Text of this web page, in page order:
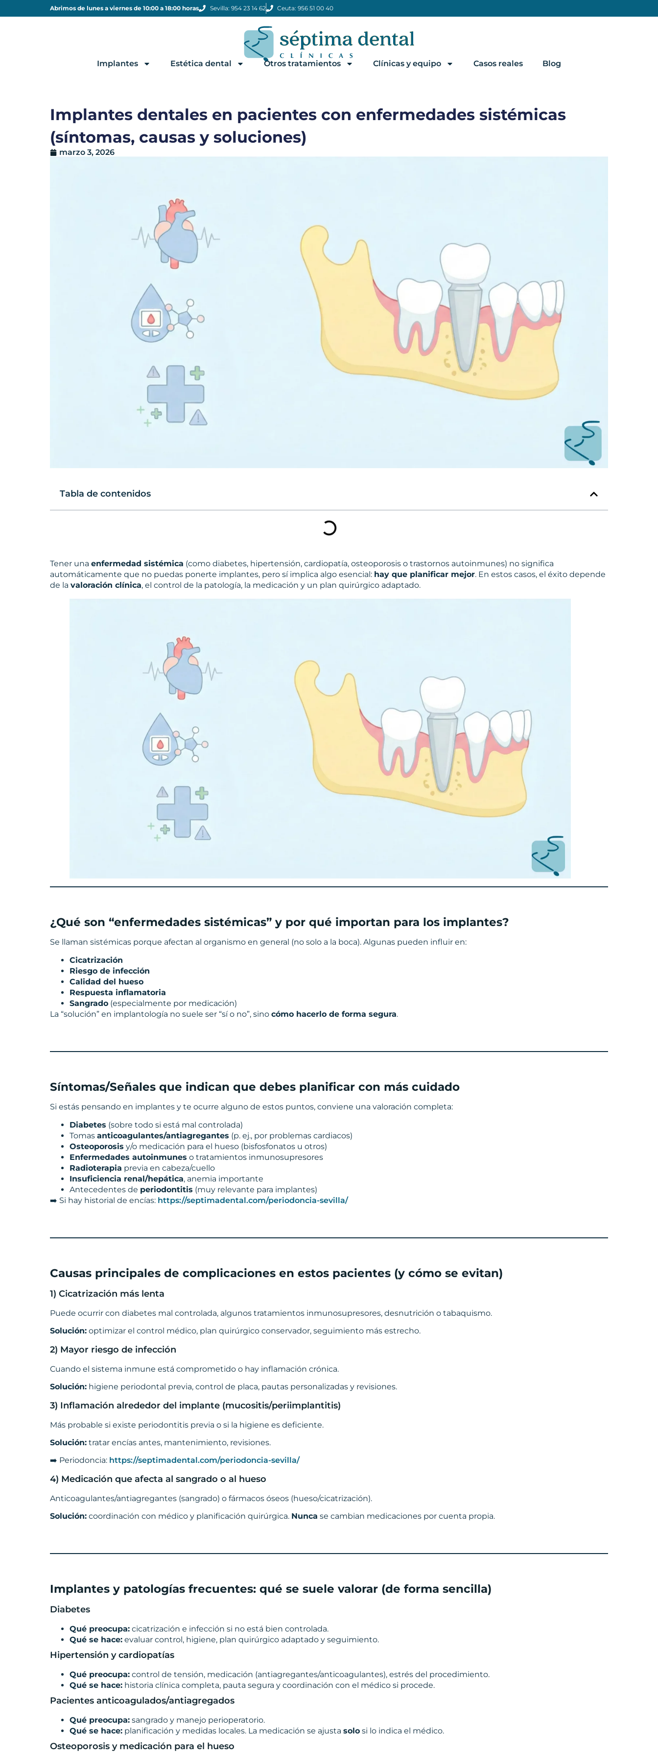
Abrimos de lunes a viernes de 10:00 a 18:00 horas Sevilla: 954 23 14 62 Ceuta: 956 51 00 40
Implantes Estética dental Otros tratamientos Clínicas y equipo Casos reales Blog
Implantes dentales en pacientes con enfermedades sistémicas
(síntomas, causas y soluciones)
marzo 3, 2026
Tabla de contenidos
Tener una enfermedad sistémica (como diabetes, hipertensión, cardiopatía, osteoporosis o trastornos autoinmunes) no significa
automáticamente que no puedas ponerte implantes, pero sí implica algo esencial: hay que planificar mejor. En estos casos, el éxito depende
de la valoración clínica, el control de la patología, la medicación y un plan quirúrgico adaptado.
¿Qué son “enfermedades sistémicas” y por qué importan para los implantes?
Se llaman sistémicas porque afectan al organismo en general (no solo a la boca). Algunas pueden influir en:
Cicatrización
Riesgo de infección
Calidad del hueso
Respuesta inflamatoria
Sangrado (especialmente por medicación)
La “solución” en implantología no suele ser “sí o no”, sino cómo hacerlo de forma segura.
Síntomas/Señales que indican que debes planificar con más cuidado
Si estás pensando en implantes y te ocurre alguno de estos puntos, conviene una valoración completa:
Diabetes (sobre todo si está mal controlada)
Tomas anticoagulantes/antiagregantes (p. ej., por problemas cardiacos)
Osteoporosis y/o medicación para el hueso (bisfosfonatos u otros)
Enfermedades autoinmunes o tratamientos inmunosupresores
Radioterapia previa en cabeza/cuello
Insuficiencia renal/hepática, anemia importante
Antecedentes de periodontitis (muy relevante para implantes)
➡️ Si hay historial de encías: https://septimadental.com/periodoncia-sevilla/
Causas principales de complicaciones en estos pacientes (y cómo se evitan)
1) Cicatrización más lenta
Puede ocurrir con diabetes mal controlada, algunos tratamientos inmunosupresores, desnutrición o tabaquismo.
Solución: optimizar el control médico, plan quirúrgico conservador, seguimiento más estrecho.
2) Mayor riesgo de infección
Cuando el sistema inmune está comprometido o hay inflamación crónica.
Solución: higiene periodontal previa, control de placa, pautas personalizadas y revisiones.
3) Inflamación alrededor del implante (mucositis/periimplantitis)
Más probable si existe periodontitis previa o si la higiene es deficiente.
Solución: tratar encías antes, mantenimiento, revisiones.
➡️ Periodoncia: https://septimadental.com/periodoncia-sevilla/
4) Medicación que afecta al sangrado o al hueso
Anticoagulantes/antiagregantes (sangrado) o fármacos óseos (hueso/cicatrización).
Solución: coordinación con médico y planificación quirúrgica. Nunca se cambian medicaciones por cuenta propia.
Implantes y patologías frecuentes: qué se suele valorar (de forma sencilla)
Diabetes
Qué preocupa: cicatrización e infección si no está bien controlada.
Qué se hace: evaluar control, higiene, plan quirúrgico adaptado y seguimiento.
Hipertensión y cardiopatías
Qué preocupa: control de tensión, medicación (antiagregantes/anticoagulantes), estrés del procedimiento.
Qué se hace: historia clínica completa, pauta segura y coordinación con el médico si procede.
Pacientes anticoagulados/antiagregados
Qué preocupa: sangrado y manejo perioperatorio.
Qué se hace: planificación y medidas locales. La medicación se ajusta solo si lo indica el médico.
Osteoporosis y medicación para el hueso